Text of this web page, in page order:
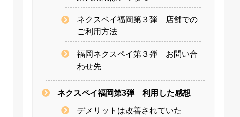
ネクスペイ福岡第３弾 店舗での
ご利用方法
福岡ネクスペイ第３弾 お問い合
わせ先
ネクスペイ福岡第3弾 利用した感想
デメリットは改善されていた